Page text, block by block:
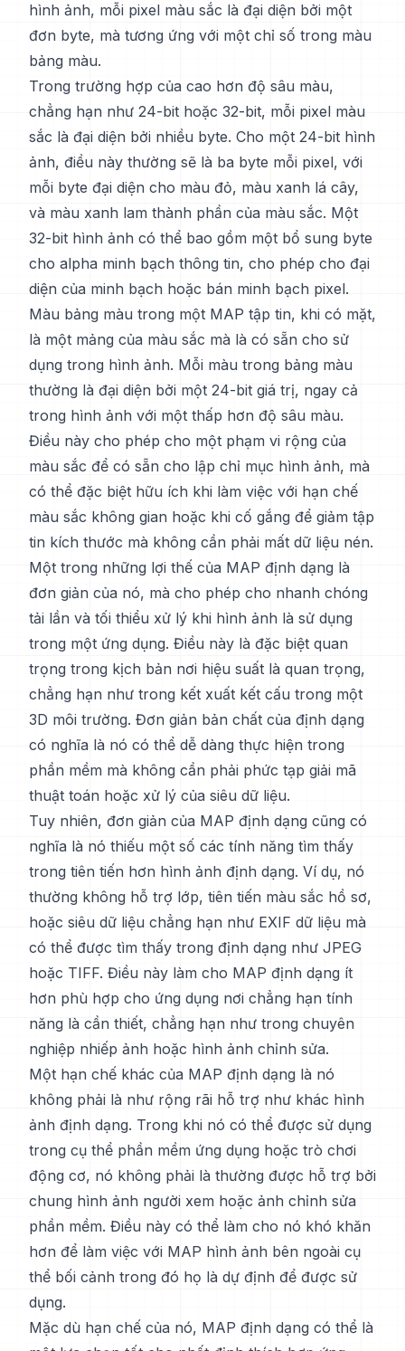
hình ảnh, mỗi pixel màu sắc là đại diện bởi một
đơn byte, mà tương ứng với một chỉ số trong màu
bảng màu.
Trong trường hợp của cao hơn độ sâu màu,
chẳng hạn như 24-bit hoặc 32-bit, mỗi pixel màu
sắc là đại diện bởi nhiều byte. Cho một 24-bit hình
ảnh, điều này thường sẽ là ba byte mỗi pixel, với
mỗi byte đại diện cho màu đỏ, màu xanh lá cây,
và màu xanh lam thành phần của màu sắc. Một
32-bit hình ảnh có thể bao gồm một bổ sung byte
cho alpha minh bạch thông tin, cho phép cho đại
diện của minh bạch hoặc bán minh bạch pixel.
Màu bảng màu trong một MAP tập tin, khi có mặt,
là một mảng của màu sắc mà là có sẵn cho sử
dụng trong hình ảnh. Mỗi màu trong bảng màu
thường là đại diện bởi một 24-bit giá trị, ngay cả
trong hình ảnh với một thấp hơn độ sâu màu.
Điều này cho phép cho một phạm vi rộng của
màu sắc để có sẵn cho lập chỉ mục hình ảnh, mà
có thể đặc biệt hữu ích khi làm việc với hạn chế
màu sắc không gian hoặc khi cố gắng để giảm tập
tin kích thước mà không cần phải mất dữ liệu nén.
Một trong những lợi thế của MAP định dạng là
đơn giản của nó, mà cho phép cho nhanh chóng
tải lần và tối thiểu xử lý khi hình ảnh là sử dụng
trong một ứng dụng. Điều này là đặc biệt quan
trọng trong kịch bản nơi hiệu suất là quan trọng,
chẳng hạn như trong kết xuất kết cấu trong một
3D môi trường. Đơn giản bản chất của định dạng
có nghĩa là nó có thể dễ dàng thực hiện trong
phần mềm mà không cần phải phức tạp giải mã
thuật toán hoặc xử lý của siêu dữ liệu.
Tuy nhiên, đơn giản của MAP định dạng cũng có
nghĩa là nó thiếu một số các tính năng tìm thấy
trong tiên tiến hơn hình ảnh định dạng. Ví dụ, nó
thường không hỗ trợ lớp, tiên tiến màu sắc hồ sơ,
hoặc siêu dữ liệu chẳng hạn như EXIF dữ liệu mà
có thể được tìm thấy trong định dạng như JPEG
hoặc TIFF. Điều này làm cho MAP định dạng ít
hơn phù hợp cho ứng dụng nơi chẳng hạn tính
năng là cần thiết, chẳng hạn như trong chuyên
nghiệp nhiếp ảnh hoặc hình ảnh chỉnh sửa.
Một hạn chế khác của MAP định dạng là nó
không phải là như rộng rãi hỗ trợ như khác hình
ảnh định dạng. Trong khi nó có thể được sử dụng
trong cụ thể phần mềm ứng dụng hoặc trò chơi
động cơ, nó không phải là thường được hỗ trợ bởi
chung hình ảnh người xem hoặc ảnh chỉnh sửa
phần mềm. Điều này có thể làm cho nó khó khăn
hơn để làm việc với MAP hình ảnh bên ngoài cụ
thể bối cảnh trong đó họ là dự định để được sử
dụng.
Mặc dù hạn chế của nó, MAP định dạng có thể là